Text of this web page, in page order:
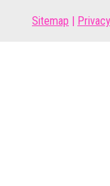
Sitemap |